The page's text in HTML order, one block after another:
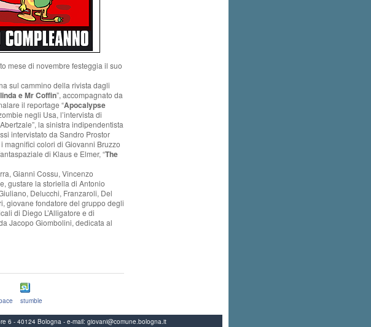
mese di novembre festeggia il suo
sul cammino della rivista dagli
e Mr Coffin”, accompagnato da
il reportage “Apocalypse
negli Usa, l’intervista di
la sinistra indipendentista
intervistato da Sandro Prostor
magnifici colori di Giovanni Bruzzo
di Klaus e Elmer, “The
Gianni Cossu, Vincenzo
gustare la storiella di Antonio
Delucchi, Franzaroli, Del
giovane fondatore del gruppo degli
di Diego L’Alligatore e di
Jacopo Giombolini, dedicata al
stumble
6 - 40124 Bologna - e-mail: giovani@comune.bologna.it